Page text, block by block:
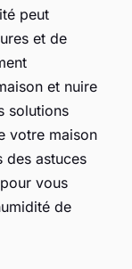
peut
et de
et nuire
solutions
votre maison
des astuces
vous
de